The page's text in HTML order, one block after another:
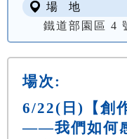
場 地
鐵道部園區 4
場次:
6/22(日)【創
——我們如何